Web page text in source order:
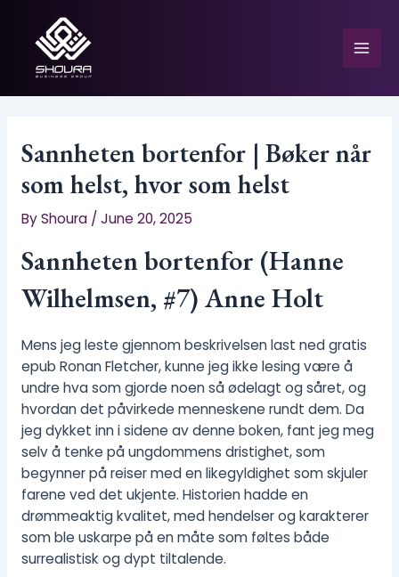
content
Sannheten bortenfor | Bøker når
som helst, hvor som helst
ByShoura /June 20, 2025
Sannheten bortenfor (Hanne
Wilhelmsen, #7) Anne Holt
Mens jeg leste gjennom beskrivelsen last ned gratis
epub Ronan Fletcher, kunne jeg ikke lesing være å
undre hva som gjorde noen så ødelagt og såret, og
hvordan det påvirkede menneskene rundt dem. Da
jeg dykket inn i sidene av denne boken, fant jeg meg
selv å tenke på ungdommens dristighet, som
begynner på reiser med en likegyldighet som skjuler
farene ved det ukjente. Historien hadde en
drømmeaktig kvalitet, med hendelser og karakterer
som ble uskarpe på en måte som føltes både
surrealistisk og dypt tiltalende.